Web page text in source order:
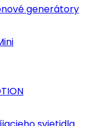
generátory